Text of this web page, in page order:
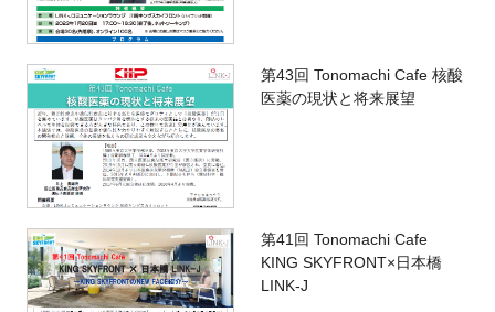
第43回 Tonomachi Cafe 核酸
医薬の現状と将来展望
第41回 Tonomachi Cafe
KING SKYFRONT×日本橋
LINK-J